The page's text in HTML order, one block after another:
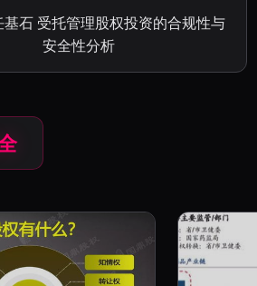
基石 受托管理股权投资的合规性与
安全性分析